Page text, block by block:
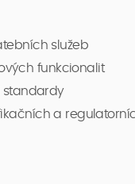
služeb
funkcionalit
standardy
a